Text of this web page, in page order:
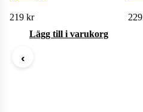
‹
219 kr
Lägg till i varukorg
229